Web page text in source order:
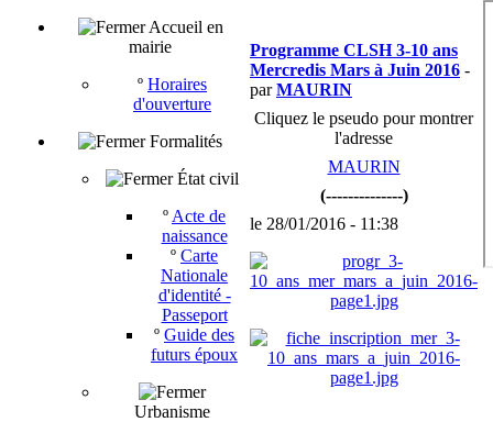
Accueil en
mairie
º Horaires
d'ouverture
Formalités
État civil
º Acte de
naissance
º Carte
Nationale
d'identité -
Passeport
º Guide des
futurs époux
Urbanisme
Programme CLSH 3-10 ans
Mercredis Mars à Juin 2016 -
parMAURIN
Cliquez le pseudo pour montrer
l'adresse
MAURIN
(--------------)
le 28/01/2016 - 11:38